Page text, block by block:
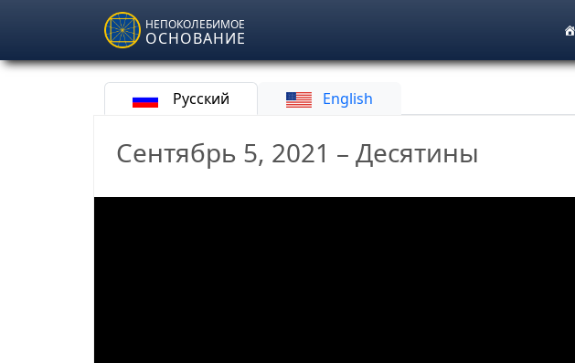
Skip to main content
НЕПОКОЛЕБИМОЕ
ОСНОВАНИЕ
Русский English
Сентябрь 5, 2021 – Десятины